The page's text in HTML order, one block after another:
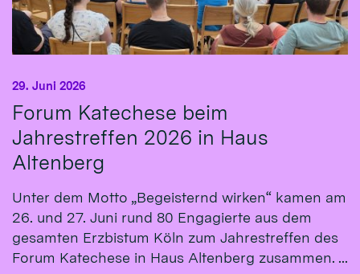
Forum Katechese beim
Jahrestreffen 2026 in Haus
Altenberg
29. Juni 2026
Unter dem Motto „Begeisternd wirken“ kamen am
26. und 27. Juni rund 80 Engagierte aus dem
gesamten Erzbistum Köln zum Jahrestreffen des
Forum Katechese in Haus Altenberg zusammen. ...